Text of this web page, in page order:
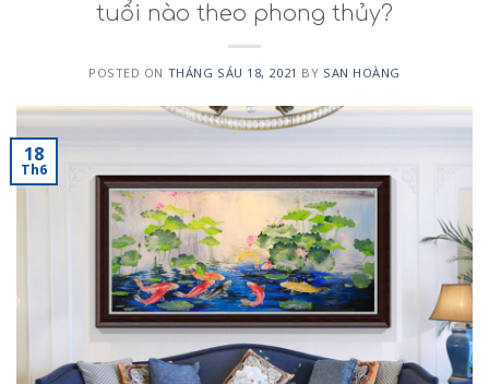
tuổi nào theo phong thủy?
POSTED ON THÁNG SÁU 18, 2021 BY SAN HOÀNG
18
Th6